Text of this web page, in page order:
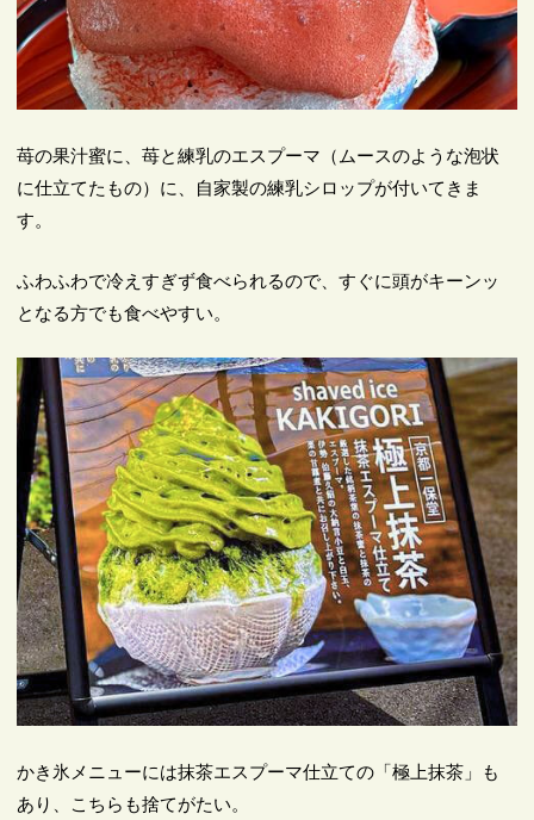
苺の果汁蜜に、苺と練乳のエスプーマ（ムースのような泡状
に仕立てたもの）に、自家製の練乳シロップが付いてきま
す。
ふわふわで冷えすぎず食べられるので、すぐに頭がキーンッ
となる方でも食べやすい。
かき氷メニューには抹茶エスプーマ仕立ての「極上抹茶」も
あり、こちらも捨てがたい。